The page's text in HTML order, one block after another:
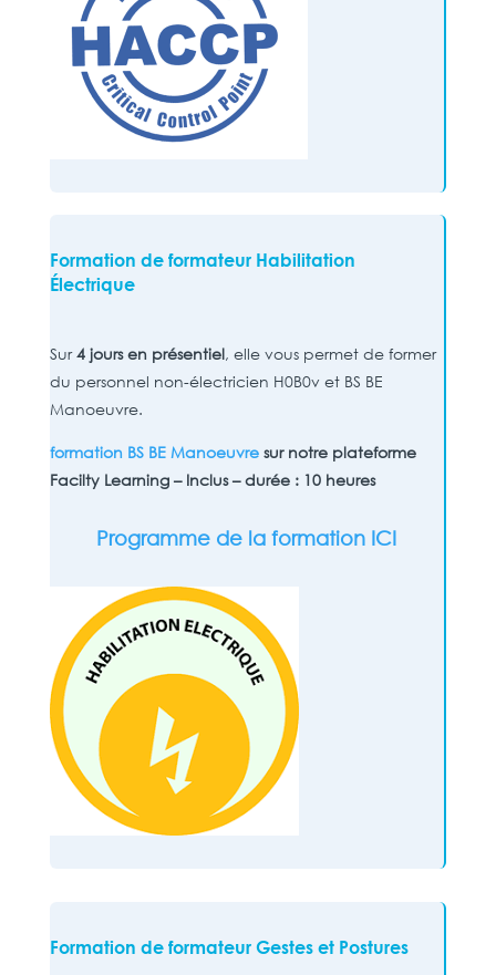
Formation de formateur Habilitation
Électrique
Sur4 jours en présentiel, elle vous permet de former
du personnel non-électricien H0B0v et BS BE
Manoeuvre.
formation BS BE Manoeuvresur notre plateforme
Facilty Learning – Inclus – durée : 10 heures
Programme de la formation ICI
Formation de formateur Gestes et Postures